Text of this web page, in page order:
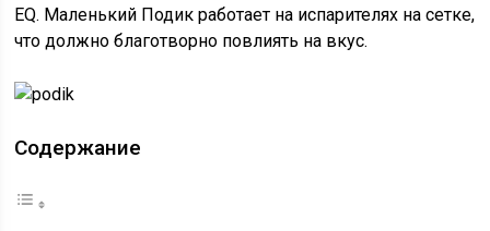
EQ. Маленький Подик работает на испарителях на сетке,
что должно благотворно повлиять на вкус.
Содержание